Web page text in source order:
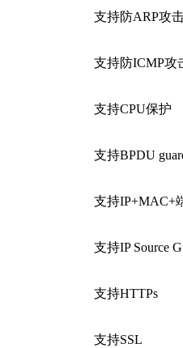
支持防ARP攻
支持防ICMP攻
支持CPU保护
支持BPDU
支持IP+MAC+
支持IP Source
支持HTTPs
支持SSL